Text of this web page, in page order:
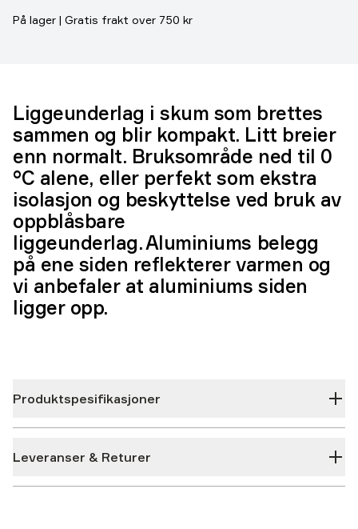
På lager | Gratis frakt over 750 kr
Liggeunderlag i skum som brettes
sammen og blir kompakt. Litt breier
enn normalt. Bruksområde ned til 0
°C alene, eller perfekt som ekstra
isolasjon og beskyttelse ved bruk av
oppblåsbare
liggeunderlag. Aluminiums belegg
på ene siden reflekterer varmen og
vi anbefaler at aluminiums siden
ligger opp.
Produktspesifikasjoner
Leveranser & Returer